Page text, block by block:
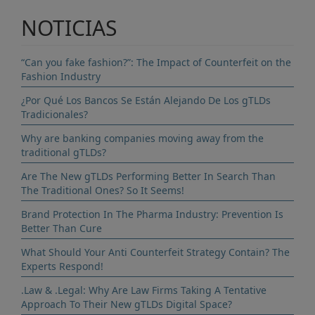
NOTICIAS
“Can you fake fashion?”: The Impact of Counterfeit on the
Fashion Industry
¿Por Qué Los Bancos Se Están Alejando De Los gTLDs
Tradicionales?
Why are banking companies moving away from the
traditional gTLDs?
Are The New gTLDs Performing Better In Search Than
The Traditional Ones? So It Seems!
Brand Protection In The Pharma Industry: Prevention Is
Better Than Cure
What Should Your Anti Counterfeit Strategy Contain? The
Experts Respond!
.Law & .Legal: Why Are Law Firms Taking A Tentative
Approach To Their New gTLDs Digital Space?